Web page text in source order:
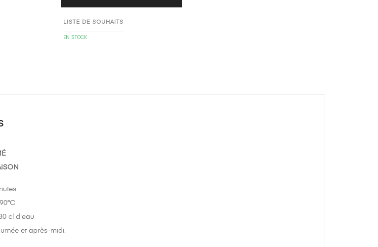
LISTE DE SOUHAITS
EN STOCK
cl d'eau
et après-midi.